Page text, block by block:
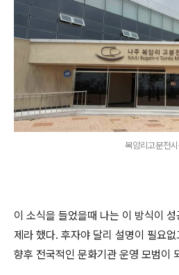
복암리고분전
이 소식을 들었을때 나는 이 방식이
제라 했다. 후자야 달리 설명이 필요
향후 전국적인 문화기관 운영 모범이